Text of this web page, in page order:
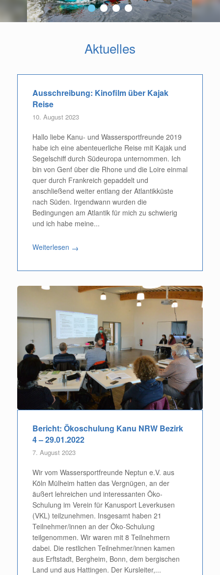
Aktuelles
Ausschreibung: Kinofilm über Kajak
Reise
10. August 2023
Hallo liebe Kanu- und Wassersportfreunde 2019
habe ich eine abenteuerliche Reise mit Kajak und
Segelschiff durch Südeuropa unternommen. Ich
bin von Genf über die Rhone und die Loire einmal
quer durch Frankreich gepaddelt und
anschließend weiter entlang der Atlantikküste
nach Süden. Irgendwann wurden die
Bedingungen am Atlantik für mich zu schwierig
und ich habe meine...
Weiterlesen →
Bericht: Ökoschulung Kanu NRW Bezirk
4 – 29.01.2022
7. August 2023
Wir vom Wassersportfreunde Neptun e.V. aus
Köln Mülheim hatten das Vergnügen, an der
äußert lehreichen und interessanten Öko-
Schulung im Verein für Kanusport Leverkusen
(VKL) teilzunehmen. Insgesamt haben 21
Teilnehmer/innen an der Öko-Schulung
teilgenommen. Wir waren mit 8 Teilnehmern
dabei. Die restlichen Teilnehmer/innen kamen
aus Erftstadt, Bergheim, Bonn, dem bergischen
Land und aus Hattingen. Der Kursleiter,...